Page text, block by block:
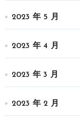
2023 年 5 月
2023 年 4 月
2023 年 3 月
2023 年 2 月